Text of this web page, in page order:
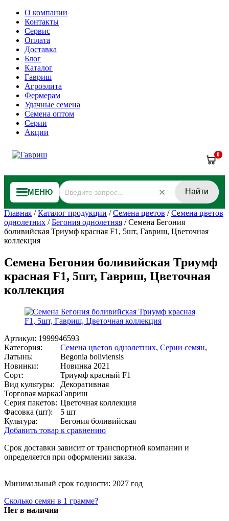
О компании
Контакты
Сервис
Оплата
Доставка
Блог
Каталог
Гавриш
Агроэлита
Фермерам
Удачные семена
Семена оптом
Серии
Акции
0
МЕНЮ Найти
Главная /Каталог продукции /Семена цветов /Семена цветов
однолетних /Бегония однолетняя /Семена Бегония
боливийская Триумф красная F1, 5шт, Гавриш, Цветочная
коллекция
Семена Бегония боливийская Триумф
красная F1, 5шт, Гавриш, Цветочная
коллекция
Артикул: 1999946593
Категория:
Семена цветов однолетних, Серии семян,
Латынь:
Begonia boliviensis
Новинки:
Новинка 2021
Сорт:
Триумф красный F1
Вид культуры:
Декоративная
Торговая марка:Гавриш
Серия пакетов: Цветочная коллекция
Фасовка (шт):
5 шт
Культура:
Бегония боливийская
Добавить товар к сравнению
Срок доставки зависит от транспортной компании и
определяется при оформлении заказа.
Минимальный срок годности: 2027 год
Сколько семян в 1 грамме?
Нет в наличии